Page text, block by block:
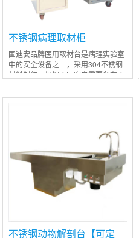
不锈钢病理取材柜
固迪安品牌医用取材台是病理实验室
中的安全设备之一，采用304不锈钢
材料制作，根据不同客户需要备有不
便。 固迪安品牌医用取材台具有以下
不锈钢动物解剖台【可定